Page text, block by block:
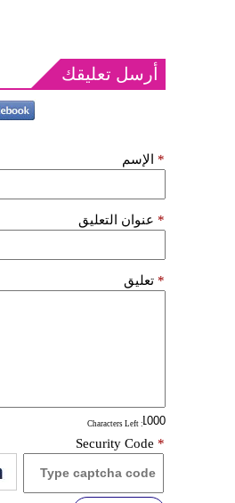
أرسل تعليقك
الإسم *
عنوان التعليق *
تعليق *
: Characters Left
Security Code *